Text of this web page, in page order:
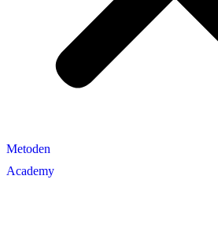
Metoden
Academy